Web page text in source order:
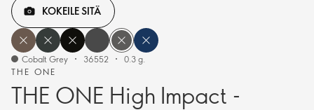
THE ONE
THE ONE High Impact -
KOKEILE SITÄ
Cobalt Grey 36552 0.3 g.